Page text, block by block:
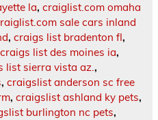
la, craiglist.com omaha
sale cars inland
, craigs list bradenton fl,
craigs list des moines ia,
list sierra vista az.,
, craigslist anderson sc free
, craigslist ashland ky pets,
burlington nc pets,